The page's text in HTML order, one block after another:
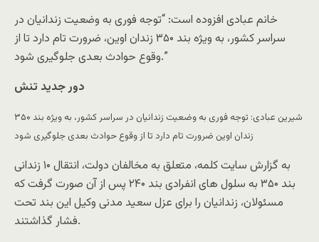
خانم عبادی افزوده است: “توجه فوری به وضعیت زندانیان در
سراسر کشور، به ویژه بند ۳۵۰ زندان اوین، ضرورت تام دارد تا از
وقوع حوادث بعدی جلوگیری شود.”
دور جدید تنش
شیرین عبادی: توجه فوری به وضعیت زندانیان در سراسر کشور، به ویژه بند ۳۵۰
زندان اوین ضرورت تام دارد تا از وقوع حوادث بعدی جلوگیری شود
به گزارش سایت کلمه، متعلق به مخالفان دولت، انتقال ۱۰ زندانی
بند ۳۵۰ به سلول های انفرادی بند ۲۴۰ پس از آن صورت گرفت که
مسئولان، زندانیان را برای عزل سعید مدنی وکیل این بند تحت
فشار گذاشتند.